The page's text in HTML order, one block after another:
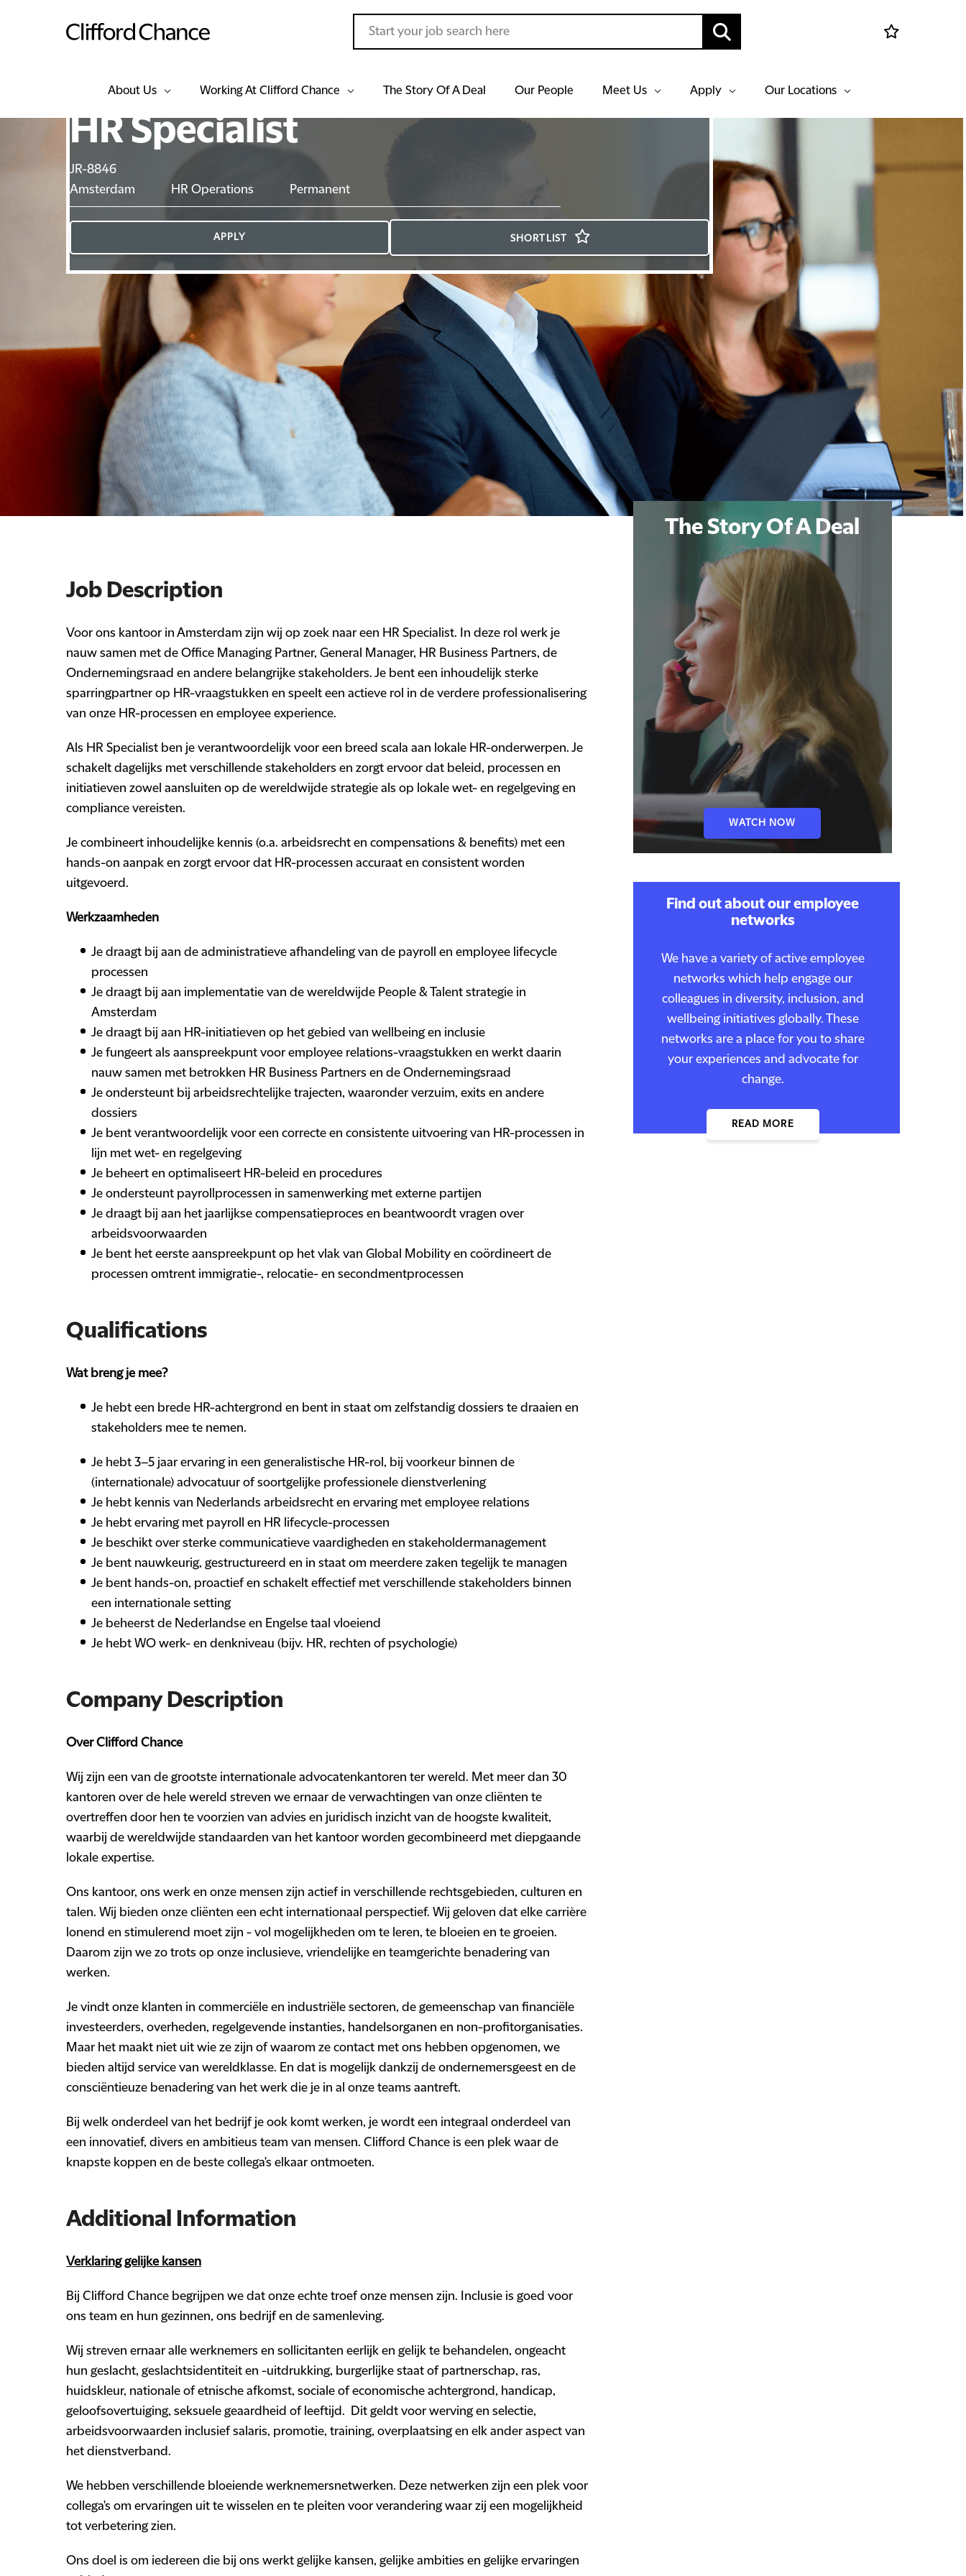
About Us Working At Clifford Chance The Story Of A Deal Our People Meet Us Apply Our Locations
HR Specialist
JR-8846
Amsterdam
Permanent
HR Operations
APPLY SHORTLIST
Job Description
Voor ons kantoor in Amsterdam zijn wij op zoek naar een HR Specialist. In deze rol werk je
nauw samen met de Office Managing Partner, General Manager, HR Business Partners, de
Ondernemingsraad en andere belangrijke stakeholders. Je bent een inhoudelijk sterke
sparringpartner op HR-vraagstukken en speelt een actieve rol in de verdere professionalisering
van onze HR-processen en employee experience.
Als HR Specialist ben je verantwoordelijk voor een breed scala aan lokale HR-onderwerpen. Je
schakelt dagelijks met verschillende stakeholders en zorgt ervoor dat beleid, processen en
initiatieven zowel aansluiten op de wereldwijde strategie als op lokale wet- en regelgeving en
compliance vereisten.
Je combineert inhoudelijke kennis (o.a. arbeidsrecht en compensations & benefits) met een
hands-on aanpak en zorgt ervoor dat HR-processen accuraat en consistent worden
uitgevoerd.
Werkzaamheden
Je draagt bij aan de administratieve afhandeling van de payroll en employee lifecycle
processen
Je draagt bij aan implementatie van de wereldwijde People & Talent strategie in
Amsterdam
Je draagt bij aan HR-initiatieven op het gebied van wellbeing en inclusie
Je fungeert als aanspreekpunt voor employee relations-vraagstukken en werkt daarin
nauw samen met betrokken HR Business Partners en de Ondernemingsraad
Je ondersteunt bij arbeidsrechtelijke trajecten, waaronder verzuim, exits en andere
dossiers
Je bent verantwoordelijk voor een correcte en consistente uitvoering van HR-processen in
lijn met wet- en regelgeving
Je beheert en optimaliseert HR-beleid en procedures
Je ondersteunt payrollprocessen in samenwerking met externe partijen
Je draagt bij aan het jaarlijkse compensatieproces en beantwoordt vragen over
arbeidsvoorwaarden
Je bent het eerste aanspreekpunt op het vlak van Global Mobility en coördineert de
processen omtrent immigratie-, relocatie- en secondmentprocessen
Qualifications
Wat breng je mee?
Je hebt een brede HR-achtergrond en bent in staat om zelfstandig dossiers te draaien en
stakeholders mee te nemen.
Je hebt 3–5 jaar ervaring in een generalistische HR-rol, bij voorkeur binnen de
(internationale) advocatuur of soortgelijke professionele dienstverlening
Je hebt kennis van Nederlands arbeidsrecht en ervaring met employee relations
Je hebt ervaring met payroll en HR lifecycle-processen
Je beschikt over sterke communicatieve vaardigheden en stakeholdermanagement
Je bent nauwkeurig, gestructureerd en in staat om meerdere zaken tegelijk te managen
Je bent hands-on, proactief en schakelt effectief met verschillende stakeholders binnen
een internationale setting
Je beheerst de Nederlandse en Engelse taal vloeiend
Je hebt WO werk- en denkniveau (bijv. HR, rechten of psychologie)
Company Description
Over Clifford Chance
Wij zijn een van de grootste internationale advocatenkantoren ter wereld. Met meer dan 30
kantoren over de hele wereld streven we ernaar de verwachtingen van onze cliënten te
overtreffen door hen te voorzien van advies en juridisch inzicht van de hoogste kwaliteit,
waarbij de wereldwijde standaarden van het kantoor worden gecombineerd met diepgaande
lokale expertise.
Ons kantoor, ons werk en onze mensen zijn actief in verschillende rechtsgebieden, culturen en
talen. Wij bieden onze cliënten een echt internationaal perspectief. Wij geloven dat elke carrière
lonend en stimulerend moet zijn - vol mogelijkheden om te leren, te bloeien en te groeien.
Daarom zijn we zo trots op onze inclusieve, vriendelijke en teamgerichte benadering van
werken.
Je vindt onze klanten in commerciële en industriële sectoren, de gemeenschap van financiële
investeerders, overheden, regelgevende instanties, handelsorganen en non-profitorganisaties.
Maar het maakt niet uit wie ze zijn of waarom ze contact met ons hebben opgenomen, we
bieden altijd service van wereldklasse. En dat is mogelijk dankzij de ondernemersgeest en de
consciëntieuze benadering van het werk die je in al onze teams aantreft.
Bij welk onderdeel van het bedrijf je ook komt werken, je wordt een integraal onderdeel van
een innovatief, divers en ambitieus team van mensen. Clifford Chance is een plek waar de
knapste koppen en de beste collega's elkaar ontmoeten.
Additional Information
Verklaring gelijke kansen
Bij Clifford Chance begrijpen we dat onze echte troef onze mensen zijn. Inclusie is goed voor
ons team en hun gezinnen, ons bedrijf en de samenleving.
Wij streven ernaar alle werknemers en sollicitanten eerlijk en gelijk te behandelen, ongeacht
hun geslacht, geslachtsidentiteit en -uitdrukking, burgerlijke staat of partnerschap, ras,
huidskleur, nationale of etnische afkomst, sociale of economische achtergrond, handicap,
geloofsovertuiging, seksuele geaardheid of leeftijd. Dit geldt voor werving en selectie,
arbeidsvoorwaarden inclusief salaris, promotie, training, overplaatsing en elk ander aspect van
het dienstverband.
We hebben verschillende bloeiende werknemersnetwerken. Deze netwerken zijn een plek voor
collega's om ervaringen uit te wisselen en te pleiten voor verandering waar zij een mogelijkheid
tot verbetering zien.
Ons doel is om iedereen die bij ons werkt gelijke kansen, gelijke ambities en gelijke ervaringen
The Story Of A Deal
WATCH NOW
Find out about our employee
networks
We have a variety of active employee
networks which help engage our
colleagues in diversity, inclusion, and
wellbeing initiatives globally. These
networks are a place for you to share
your experiences and advocate for
change.
READ MORE